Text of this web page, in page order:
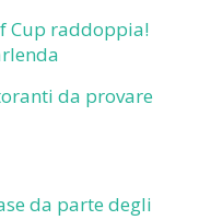
Cup raddoppia!
da provare
da parte degli